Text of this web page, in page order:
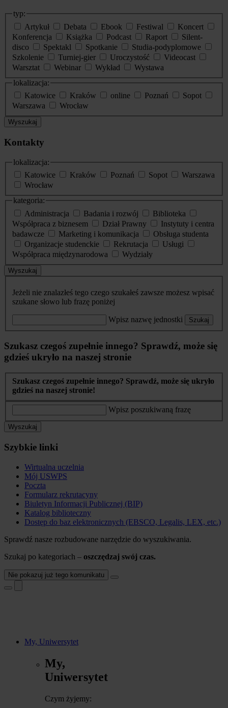
typ:
Artykuł
Debata Ebook Festiwal
Koncert
Konferencja
Książka Podcast Raport
Silent-
disco
Spektakl Spotkanie
Studia-podyplomowe
Szkolenie
Turniej-gier Uroczystość
Videocast
Warsztat
Webinar Wykład
Wystawa
lokalizacja:
Katowice
Kraków online Poznań
Sopot
Warszawa
Wrocław
Wyszukaj
Kontakty
lokalizacja:
Katowice
Kraków Poznań Sopot
Warszawa
Wrocław
kategoria:
Administracja
Badania i rozwój
Biblioteka
Współpraca z biznesem
Dział Prawny
Instytuty i centra
badawcze
Marketing i komunikacja
Obsługa studenta
Organizacje studenckie
Rekrutacja
Usługi
Współpraca międzynarodowa
Wydziały
Wyszukaj
Jeżeli nie znalazłeś tego czego szukałeś zawsze możesz wpisać
szukane słowo lub frazę poniżej
Wpisz nazwę jednostki Szukaj
Szukasz czegoś zupełnie innego? Sprawdź, może się
gdzieś ukryło na naszej stronie
Szukasz czegoś zupełnie innego? Sprawdź, może się ukryło
gdzieś na naszej stronie!
Wpisz poszukiwaną frazę
Wyszukaj
Szybkie linki
Wirtualna uczelnia
Mój USWPS
Poczta
Formularz rekrutacyny
Biuletyn Informacji Publicznej (BIP)
Katalog biblioteczny
Dostęp do baz elektronicznych (EBSCO, Legalis, LEX, etc.)
Sprawdź nasze rozbudowane narzędzie do wyszukiwania.
Szukaj po kategoriach – oszczędzaj swój czas.
Nie pokazuj już tego komunikatu
My, Uniwersytet
My,
Uniwersytet
Czym żyjemy: